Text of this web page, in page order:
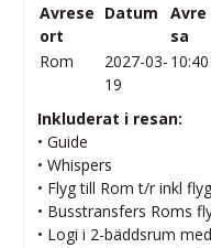
Avrese
ort
Datum
Avre
sa
Rom
2027-03-
19
10:40
Inkluderat i resan:
• Guide
• Whispers
• Flyg till Rom t/r inkl
• Busstransfers Roms
• Logi i 2-bäddsrum